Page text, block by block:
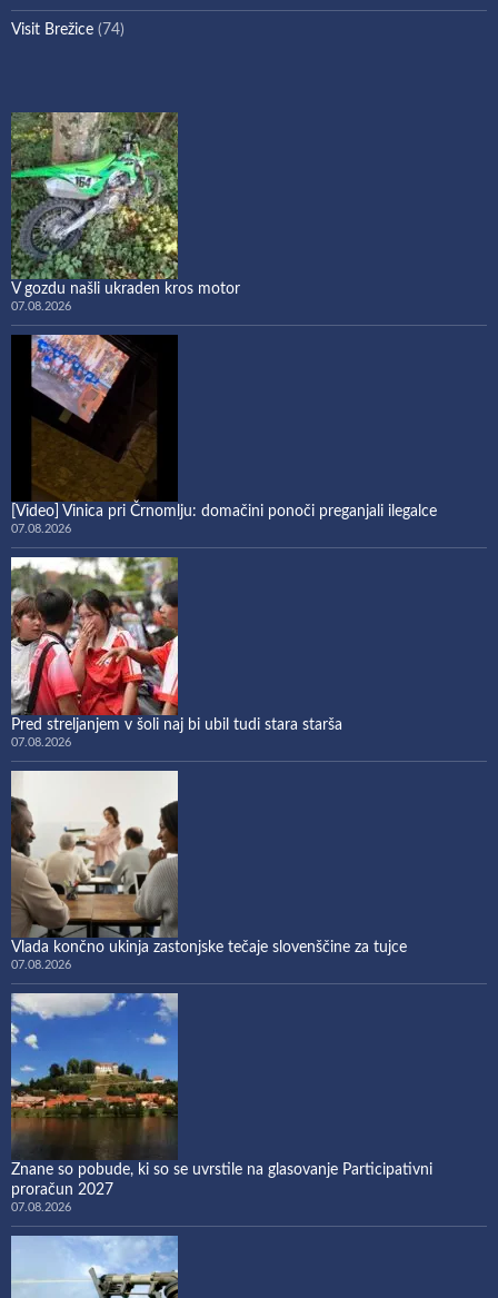
Visit Brežice (74)
V gozdu našli ukraden kros motor
07.08.2026
[Video] Vinica pri Črnomlju: domačini ponoči preganjali ilegalce
07.08.2026
Pred streljanjem v šoli naj bi ubil tudi stara starša
07.08.2026
Vlada končno ukinja zastonjske tečaje slovenščine za tujce
07.08.2026
Znane so pobude, ki so se uvrstile na glasovanje Participativni
proračun 2027
07.08.2026